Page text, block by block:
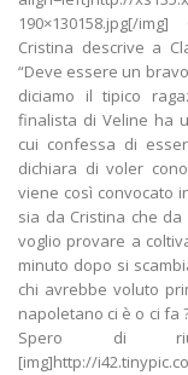
190×130158.jpg[/
Cristina descrive a
“Deve essere un
diciamo il tipico
finalista di Veline ha
cui confessa di
dichiara di voler
viene così convocato
sia da Cristina che da
voglio provare a
minuto dopo si
chi avrebbe voluto
napoletano ci è o ci fa
Spero di
[img]http://